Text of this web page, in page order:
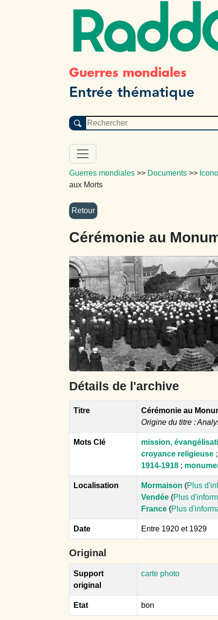
Guerres mondiales
Entrée thématique
Guerres mondiales >> Documents >>
aux Morts
Cérémonie au
Détails de l'archive
Titre
Cérémonie au
Origine du titre :
Mots Clé
mission,
croyance religieuse
1914-1918 ;
Localisation Mormaison (Plus
Vendée (Plus
France (Plus
Date Entre 1920 et 1929
Original
Support
original
carte photo
Etat bon